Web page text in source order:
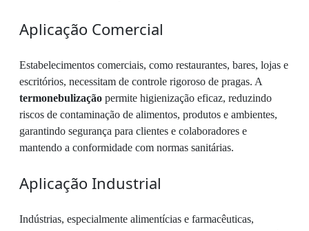
Aplicação Comercial
Estabelecimentos comerciais, como restaurantes, bares, lojas e
escritórios, necessitam de controle rigoroso de pragas. A
termonebulização permite higienização eficaz, reduzindo
riscos de contaminação de alimentos, produtos e ambientes,
garantindo segurança para clientes e colaboradores e
mantendo a conformidade com normas sanitárias.
Aplicação Industrial
Indústrias, especialmente alimentícias e farmacêuticas,